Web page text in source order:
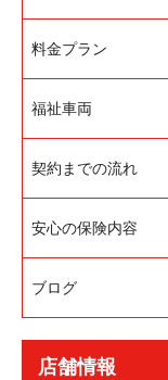
料金プラン
福祉車両
契約までの流れ
安心の保険内容
ブログ
店舗情報